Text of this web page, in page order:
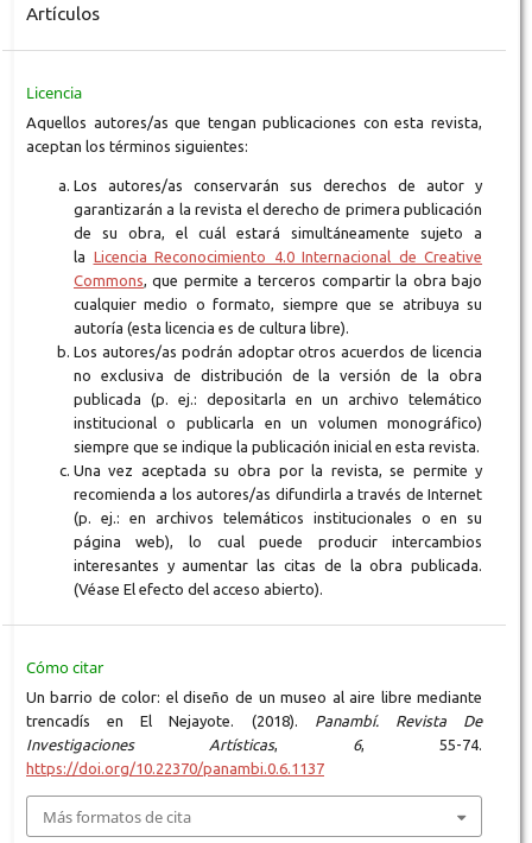
Artículos
Licencia
Aquellos autores/as que tengan publicaciones con esta revista,
aceptan los términos siguientes:
Los autores/as conservarán sus derechos de autor y
garantizarán a la revista el derecho de primera publicación
de su obra, el cuál estará simultáneamente sujeto a
la Licencia Reconocimiento 4.0 Internacional de Creative
Commons, que permite a terceros compartir la obra bajo
cualquier medio o formato, siempre que se atribuya su
autoría (esta licencia es de cultura libre).
Los autores/as podrán adoptar otros acuerdos de licencia
no exclusiva de distribución de la versión de la obra
publicada (p. ej.: depositarla en un archivo telemático
institucional o publicarla en un volumen monográfico)
siempre que se indique la publicación inicial en esta revista.
Una vez aceptada su obra por la revista, se permite y
recomienda a los autores/as difundirla a través de Internet
(p. ej.: en archivos telemáticos institucionales o en su
página web), lo cual puede producir intercambios
interesantes y aumentar las citas de la obra publicada.
(Véase El efecto del acceso abierto).
Cómo citar
Un barrio de color: el diseño de un museo al aire libre mediante
trencadís en El Nejayote. (2018). Panambí. Revista De
Investigaciones Artísticas, 6, 55-74.
https://doi.org/10.22370/panambi.0.6.1137
Más formatos de cita